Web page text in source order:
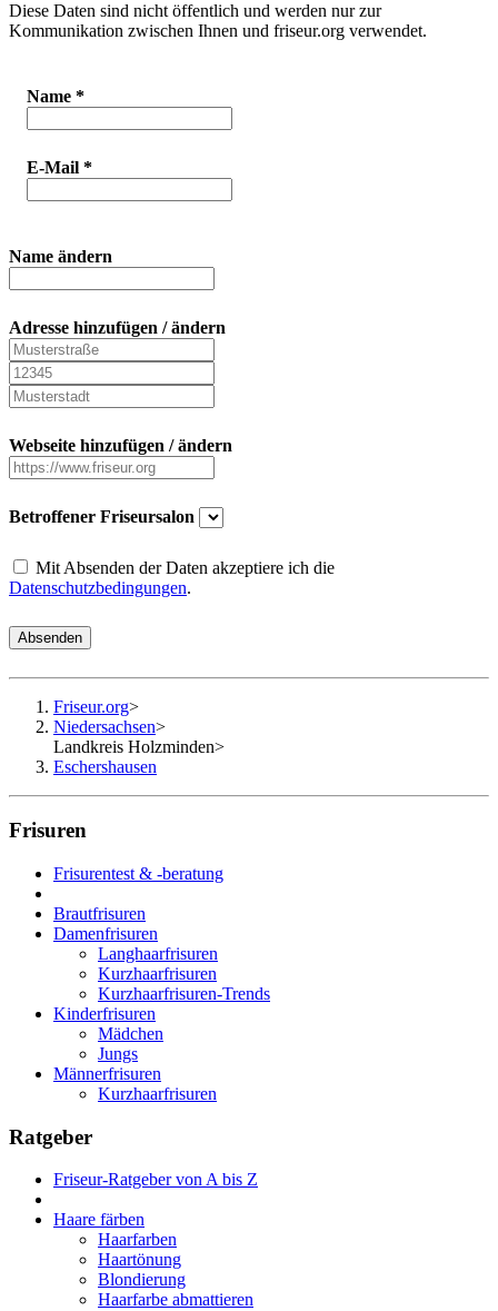
Diese Daten sind nicht öffentlich und werden nur zur
Kommunikation zwischen Ihnen und friseur.org verwendet.
Name *
E-Mail *
Name ändern
Adresse hinzufügen / ändern
Webseite hinzufügen / ändern
Betroffener Friseursalon
Mit Absenden der Daten akzeptiere ich die
Datenschutzbedingungen.
Absenden
Friseur.org>
Niedersachsen>
Landkreis Holzminden>
Eschershausen
Frisuren
Frisurentest & -beratung
Brautfrisuren
Damenfrisuren
Langhaarfrisuren
Kurzhaarfrisuren
Kurzhaarfrisuren-Trends
Kinderfrisuren
Mädchen
Jungs
Männerfrisuren
Kurzhaarfrisuren
Ratgeber
Friseur-Ratgeber von A bis Z
Haare färben
Haarfarben
Haartönung
Blondierung
Haarfarbe abmattieren